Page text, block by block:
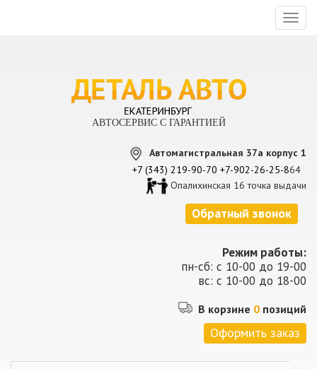
АВТОСЕРВИС С ГАРАНТИЕЙ
Автомагистральная 37а корпус 1
+7 (343) 219-90-70 +7-902-26-25-864
Опалихинская 16 точка выдачи
Обратный звонок
Режим работы:
пн-сб: с 10-00 до 19-00
вс: с 10-00 до 18-00
В корзине 0 позиций
Оформить заказ